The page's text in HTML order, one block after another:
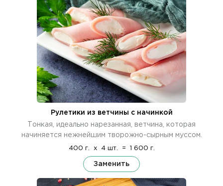
Рулетики из ветчины с начинкой
Тонкая, идеально нарезанная, ветчина, которая
начиняется нежнейшим творожно-сырным муссом.
400 г. x 4 шт. = 1 600 г.
Заменить